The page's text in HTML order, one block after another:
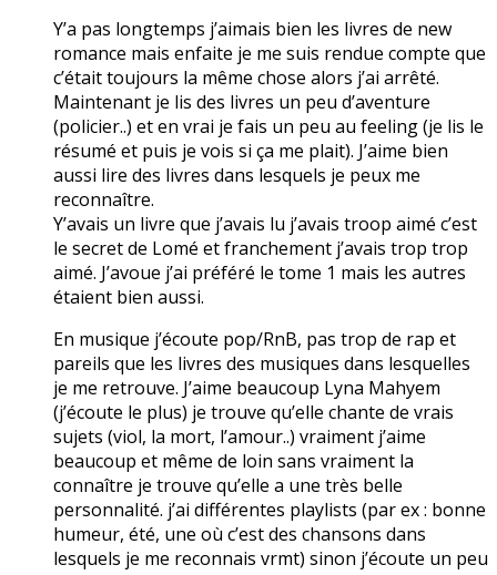
Y’a pas longtemps j’aimais bien les livres de new
romance mais enfaite je me suis rendue compte que
c’était toujours la même chose alors j’ai arrêté.
Maintenant je lis des livres un peu d’aventure
(policier..) et en vrai je fais un peu au feeling (je lis le
résumé et puis je vois si ça me plait). J’aime bien
aussi lire des livres dans lesquels je peux me
reconnaître.
Y’avais un livre que j’avais lu j’avais troop aimé c’est
le secret de Lomé et franchement j’avais trop trop
aimé. J’avoue j’ai préféré le tome 1 mais les autres
étaient bien aussi.
En musique j’écoute pop/RnB, pas trop de rap et
pareils que les livres des musiques dans lesquelles
je me retrouve. J’aime beaucoup Lyna Mahyem
(j’écoute le plus) je trouve qu’elle chante de vrais
sujets (viol, la mort, l’amour..) vraiment j’aime
beaucoup et même de loin sans vraiment la
connaître je trouve qu’elle a une très belle
personnalité. j’ai différentes playlists (par ex : bonne
humeur, été, une où c’est des chansons dans
lesquels je me reconnais vrmt) sinon j’écoute un peu